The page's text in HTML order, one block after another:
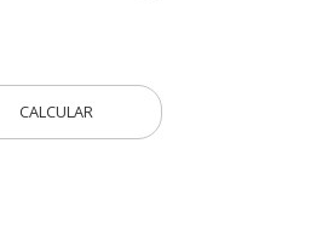
CALCULAR